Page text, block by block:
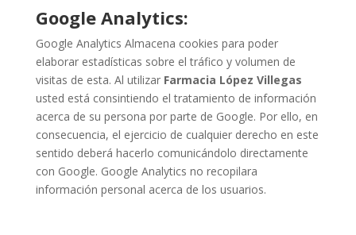
Google Analytics:
Google Analytics Almacena cookies para poder
elaborar estadísticas sobre el tráfico y volumen de
visitas de esta. Al utilizar Farmacia López Villegas
usted está consintiendo el tratamiento de información
acerca de su persona por parte de Google. Por ello, en
consecuencia, el ejercicio de cualquier derecho en este
sentido deberá hacerlo comunicándolo directamente
con Google. Google Analytics no recopilara
información personal acerca de los usuarios.